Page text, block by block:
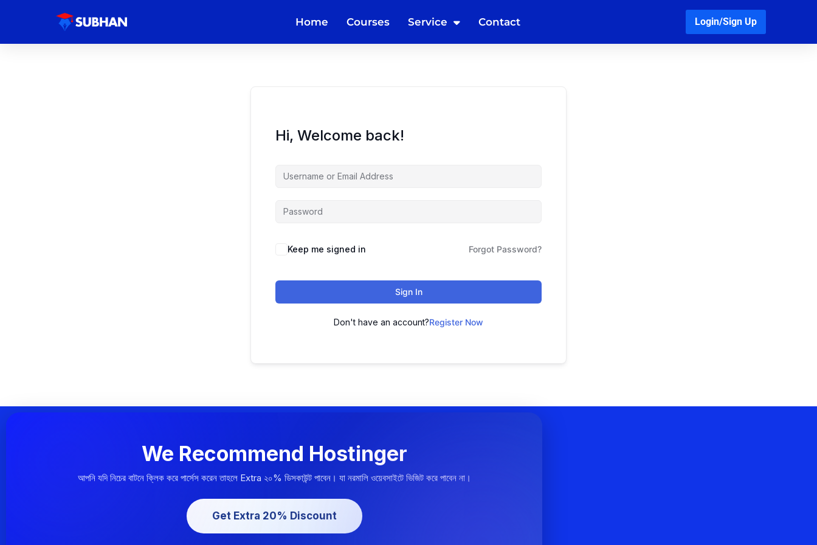
Home Courses Service Contact Login/Sign Up
Hi, Welcome back!
Keep me signed in Forgot Password?
Sign In
Don't have an account?Register Now
We Recommend Hostinger
আপনি যদি নিচের বাটনে ক্লিক করে পার্সেস করেন তাহলে Extra ২০% ডিসকাউন্ট পাবেন। যা নরমালি ওয়েবসাইটে ভিজিট করে পাবেন না।
Get Extra 20% Discount